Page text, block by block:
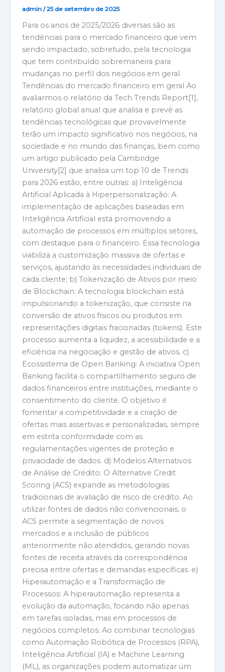
admin/25 de setembro de 2025
Para os anos de 2025/2026 diversas são as
tendências para o mercado financeiro que vem
sendo impactado, sobretudo, pela tecnologia
que tem contribuído sobremaneira para
mudanças no perfil dos negócios em geral.
Tendências do mercado financeiro em geral Ao
avaliarmos o relatório da Tech Trends Report[1],
relatório global anual que analisa e prevê as
tendências tecnológicas que provavelmente
terão um impacto significativo nos negócios, na
sociedade e no mundo das finanças, bem como
um artigo publicado pela Cambridge
University[2] que analisa um top 10 de Trends
para 2026 estão, entre outras: a) Inteligência
Artificial Aplicada à Hiperpersonalização: A
implementação de aplicações baseadas em
Inteligência Artificial está promovendo a
automação de processos em múltiplos setores,
com destaque para o financeiro. Essa tecnologia
viabiliza a customização massiva de ofertas e
serviços, ajustando às necessidades individuais de
cada cliente; b) Tokenização de Ativos por meio
de Blockchain: A tecnologia blockchain está
impulsionando a tokenização, que consiste na
conversão de ativos físicos ou produtos em
representações digitais fracionadas (tokens). Este
processo aumenta a liquidez, a acessibilidade e a
eficiência na negociação e gestão de ativos. c)
Ecossistema de Open Banking: A iniciativa Open
Banking facilita o compartilhamento seguro de
dados financeiros entre instituições, mediante o
consentimento do cliente. O objetivo é
fomentar a competitividade e a criação de
ofertas mais assertivas e personalizadas, sempre
em estrita conformidade com as
regulamentações vigentes de proteção e
privacidade de dados. d) Modelos Alternativos
de Análise de Crédito: O Alternative Credit
Scoring (ACS) expande as metodologias
tradicionais de avaliação de risco de crédito. Ao
utilizar fontes de dados não convencionais, o
ACS permite a segmentação de novos
mercados e a inclusão de públicos
anteriormente não atendidos, gerando novas
fontes de receita através da correspondência
precisa entre ofertas e demandas específicas. e)
Hiperautomação e a Transformação de
Processos: A hiperautomação representa a
evolução da automação, focando não apenas
em tarefas isoladas, mas em processos de
negócios completos. Ao combinar tecnologias
como Automação Robótica de Processos (RPA),
Inteligência Artificial (IA) e Machine Learning
(ML), as organizações podem automatizar um